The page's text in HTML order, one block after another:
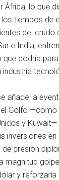
África, lo que
tiempos de
del crudo
e India,
podría
añade la
Golfo —como
y
inversiones
presión
magnitud
y reforzaría